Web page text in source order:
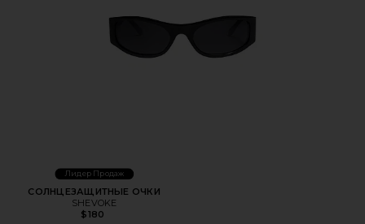
Лидер Продаж
СОЛНЦЕЗАЩИТНЫЕ ОЧКИ
SHEVOKE
$180